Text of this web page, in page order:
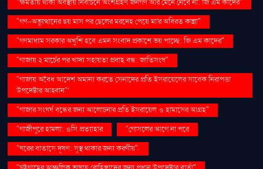
"ক্ষমতায় থাকা অবস্থায় নির্বাচনে অংশগ্রহণ জনগণ আর মেনে নেবে না: জি এম কাদের"
"গণ–অভ্যুত্থানের ছয় মাস পর ছেলের মরদেহ পেয়ে মা'র অবিরত কান্না"
"গণমাধ্যম সরকার অখুশি হবে এমন সংবাদ প্রকাশে ভয় পাচ্ছে: জি এম কাদের"
"গাজায় ২ মার্চের পর খাদ্য সহায়তা প্রবাহ বন্ধ: জাতিসংঘ"
"গাজায় অবৈধ আদেশ অমান্য করতে সেনাদের প্রতি ইসরায়েলের সাবেক নিরাপত্তা
উপদেষ্টার আহ্বান"'
"গাজার সংঘর্ষ বন্ধের জন্য আলোচনার প্রতি ইসরায়েল ও হামাসের আগ্রহ"
"গাজীপুরে হামলা: ওসি প্রত্যাহার
"গোসলের আগে না পরে
"ঘরের বাতাসে দূষণ: সুস্থ থাকার জন্য করণীয়".